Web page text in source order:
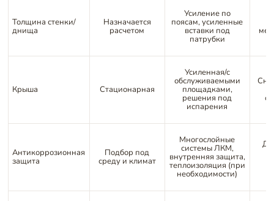
Толщина стенки/
днища
Назначается
расчетом
Усиление по
поясам, усиленные
вставки под
патрубки
Крыша Стационарная
Усиленная/с
обслуживаемыми
площадками,
решения под
испарения
Антикоррозионная
защита
Подбор под
среду и климат
Многослойные
системы ЛКМ,
внутренняя защита,
теплоизоляция (при
необходимости)